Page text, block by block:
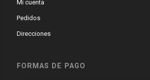
Mi cuenta
Pedidos
Direcciones
FORMAS DE PAGO